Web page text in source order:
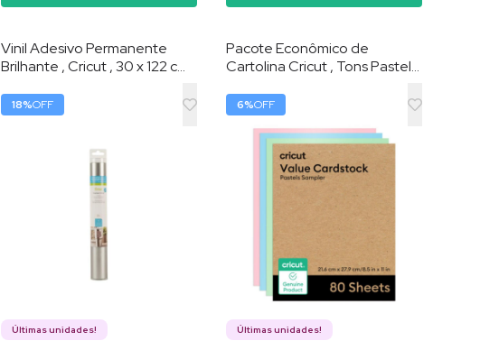
Vinil Adesivo Permanente
Brilhante , Cricut , 30 x 122 cm ,
18%OFF
Últimas unidades!
Pacote Econômico de
Cartolina Cricut , Tons Pastel ,
6%OFF
Últimas unidades!